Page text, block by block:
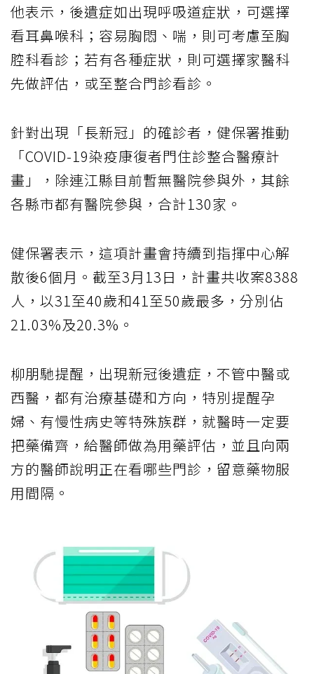
他表示，後遺症如出現呼吸道症狀，可選擇
看耳鼻喉科；容易胸悶、喘，則可考慮至胸
腔科看診；若有各種症狀，則可選擇家醫科
先做評估，或至整合門診看診。
針對出現「長新冠」的確診者，健保署推動
「COVID-19染疫康復者門住診整合醫療計
畫」，除連江縣目前暫無醫院參與外，其餘
各縣市都有醫院參與，合計130家。
健保署表示，這項計畫會持續到指揮中心解
散後6個月。截至3月13日，計畫共收案8388
人，以31至40歲和41至50歲最多，分別佔
21.03%及20.3%。
柳朋馳提醒，出現新冠後遺症，不管中醫或
西醫，都有治療基礎和方向，特別提醒孕
婦、有慢性病史等特殊族群，就醫時一定要
把藥備齊，給醫師做為用藥評估，並且向兩
方的醫師說明正在看哪些門診，留意藥物服
用間隔。